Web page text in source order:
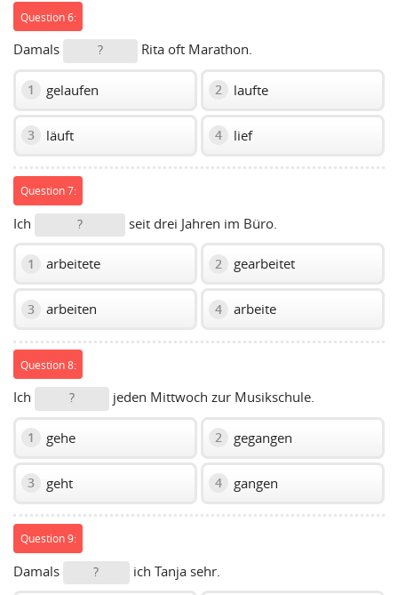
Question 6:
Damals ? Rita oft Marathon.
1 gelaufen 2 laufte
3 läuft 4 lief
Question 7:
Ich ? seit drei Jahren im Büro.
1 arbeitete 2 gearbeitet
3 arbeiten 4 arbeite
Question 8:
Ich ? jeden Mittwoch zur Musikschule.
1 gehe 2 gegangen
3 geht 4 gangen
Question 9:
Damals ? ich Tanja sehr.